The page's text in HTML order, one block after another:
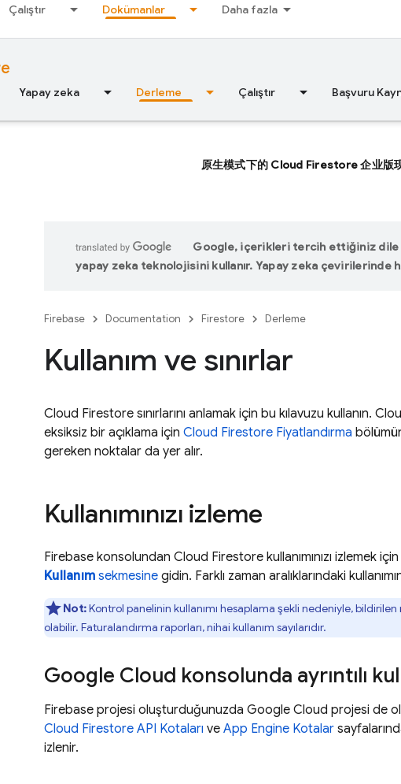
Çalıştır Dokümanlar Daha fazla
Yapay zeka Derleme Çalıştır Başvuru
原生模式下的 Cloud Firestore 企业版
Google, içerikleri tercih ettiğiniz dile
yapay zeka teknolojisini kullanır. Yapay zeka çevirilerinde
Firebase Documentation Firestore Derleme
Kullanım ve sınırlar
Cloud Firestore sınırlarını anlamak için bu kılavuzu kullanın.
eksiksiz bir açıklama için Cloud Firestore Fiyatlandırma
gereken noktalar da yer alır.
Kullanımınızı izleme
Firebase konsolundan Cloud Firestore kullanımınızı izlemek için
Kullanım sekmesine gidin. Farklı zaman aralıklarındaki
Not:Kontrol panelinin kullanımı hesaplama şekli nedeniyle,
olabilir. Faturalandırma raporları, nihai kullanım sayılarıdır.
Google Cloud konsolunda ayrıntılı
Firebase projesi oluşturduğunuzda Google Cloud projesi de
Cloud Firestore API Kotaları ve App Engine Kotalar
izlenir.